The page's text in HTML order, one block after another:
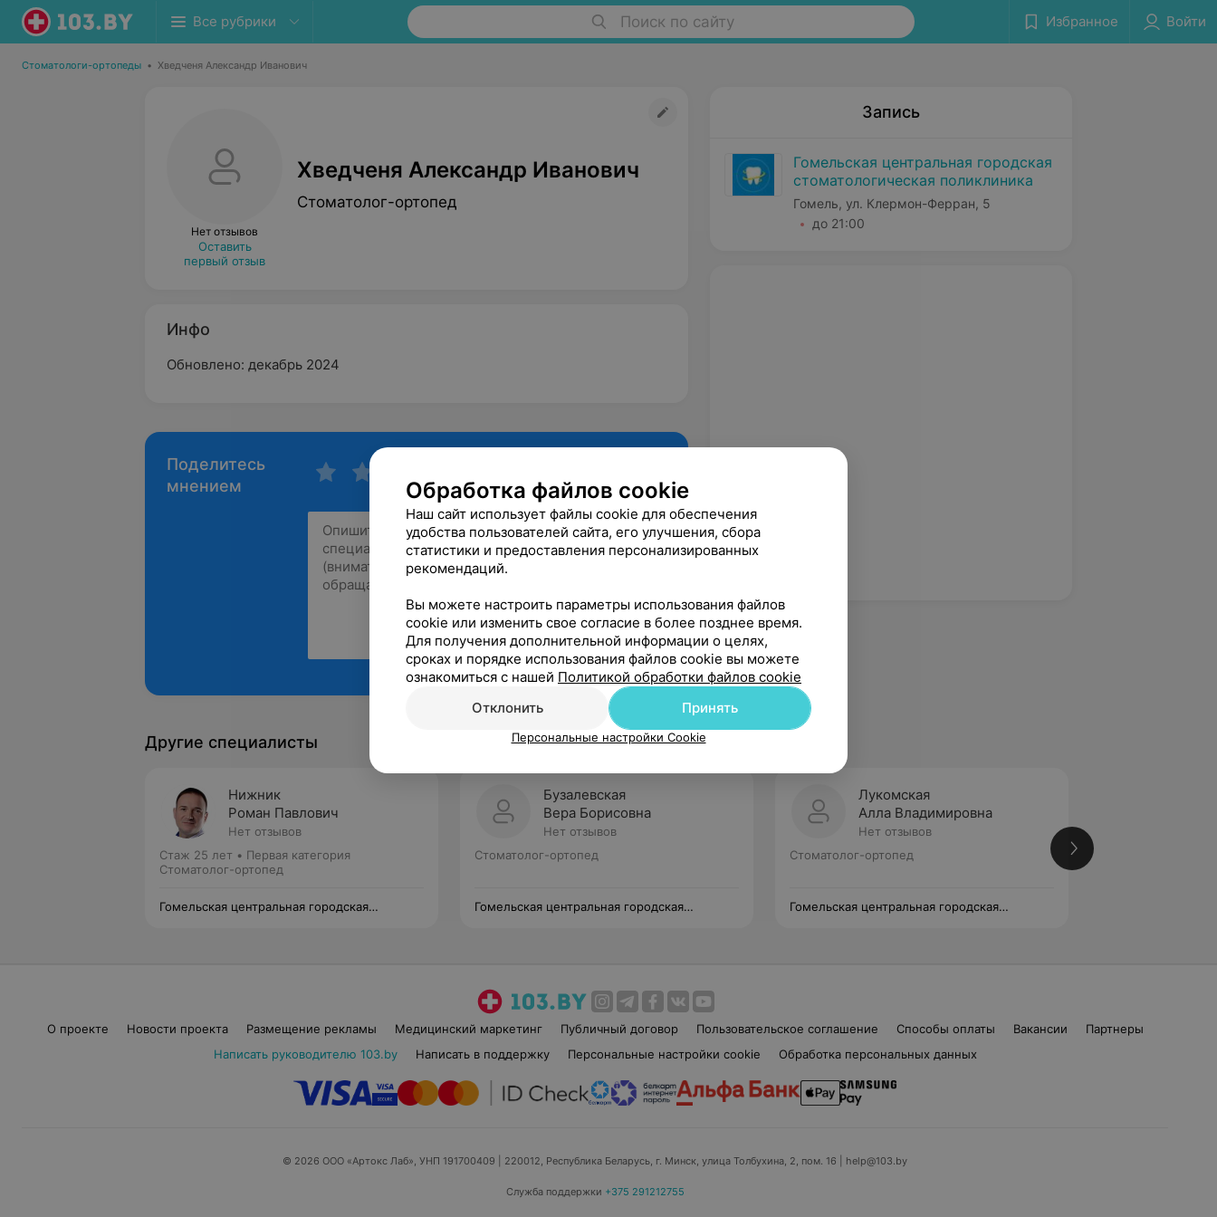
Все рубрики Поиск по сайту Избранное Войти
Стоматологи-ортопеды • Хведченя Александр Иванович
Нет отзывов
Оставить
первый отзыв
Хведченя Александр Иванович
Стоматолог-ортопед
Инфо
Обновлено: декабрь 2024
Поделитесь
мнением
Рекомендую
Запись
Гомельская центральная городская
стоматологическая поликлиника
Гомель, ул. Клермон-Ферран, 5
до 21:00
Другие специалисты
Нижник
Роман Павлович
Нет отзывов
Стаж 25 лет • Первая категория
Стоматолог-ортопед
Гомельская центральная городская
Бузалевская
Вера Борисовна
Нет отзывов
Стоматолог-ортопед
Гомельская центральная городская
Лукомская
Алла Владимировна
Нет отзывов
Стоматолог-ортопед
Гомельская центральная городская
О проекте Новости проекта Размещение рекламы Медицинский маркетинг Публичный договор Пользовательское соглашение Способы оплаты Вакансии
Партнеры
Написать руководителю 103.by
Написать в поддержку Персональные настройки cookie Обработка персональных данных
© 2026 ООО «Артокс Лаб», УНП 191700409 | 220012, Республика Беларусь, г. Минск, улица Толбухина, 2, пом. 16 | help@103.by
Служба поддержки +375 291212755
Обработка файлов cookie
Наш сайт использует файлы cookie для обеспечения
удобства пользователей сайта, его улучшения, сбора
статистики и предоставления персонализированных
рекомендаций.
Вы можете настроить параметры использования файлов
cookie или изменить свое согласие в более позднее время.
Для получения дополнительной информации о целях,
сроках и порядке использования файлов cookie вы можете
ознакомиться с нашей Политикой обработки файлов cookie
Отклонить
Принять
Персональные настройки Cookie